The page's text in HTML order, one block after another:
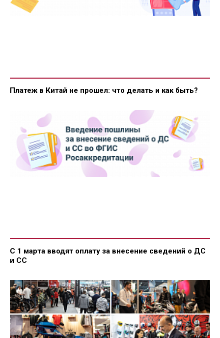
Платеж в Китай не прошел: что делать и как быть?
С 1 марта вводят оплату за внесение сведений о ДС
и СС